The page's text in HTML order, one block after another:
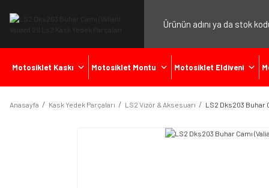
Motosiklet Kaskı Motosiklet Montu Motosiklet Eldiveni
Anasayfa Kask Yedek Parçaları LS2 Vizör & Aksesuarı LS2 Dks203 Buhar